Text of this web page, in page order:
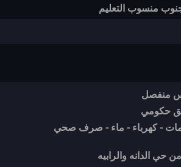
منسوب التعليم
منفصل
حكومي
- كهرباء - ماء - صرف صحي
حي الدانه والرابيه